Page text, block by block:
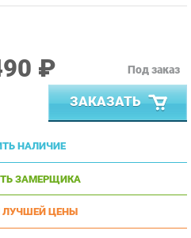
₽
ЗАКАЗАТЬ
НАЛИЧИЕ
ЗАМЕРЩИКА
ЦЕНЫ
и до ТК -
от30000 р.